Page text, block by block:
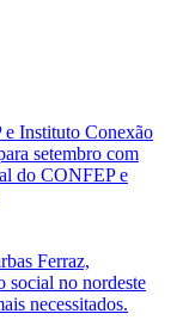
e Instituto Conexão
setembro com
do CONFEP e
Ferraz,
social no nordeste
necessitados.